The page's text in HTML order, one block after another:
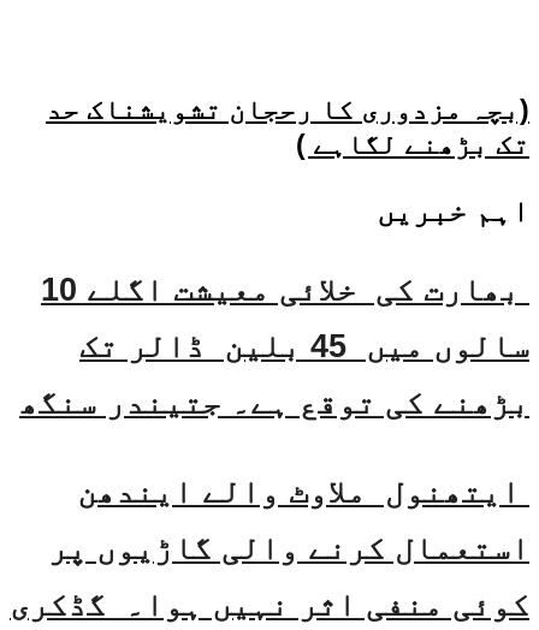
(بچہ مزدوری کا رحجان تشویشناک حد
تک بڑھنے لگاہے )
اہم خبریں
بھارت کی خلائی معیشت اگلے 10
سالوں میں 45 بلین ڈالر تک
بڑھنے کی توقع ہے۔ جتیندر سنگھ
ایتھنول ملاوٹ والے ایندھن
استعمال کرنے والی گاڑیوں پر
کوئی منفی اثر نہیں ہوا۔ گڈکری